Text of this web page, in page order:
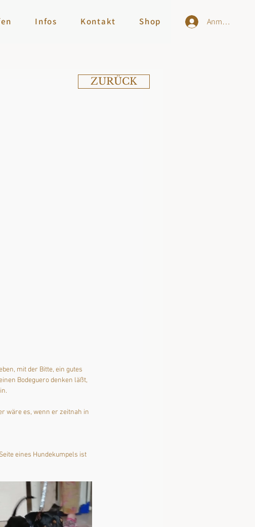
Infos Kontakt Shop Anmelden
mit der Bitte, ein gutes
Bodeguero denken läßt,
wäre es, wenn er zeitnah in
eines Hundekumpels ist
ZURÜCK